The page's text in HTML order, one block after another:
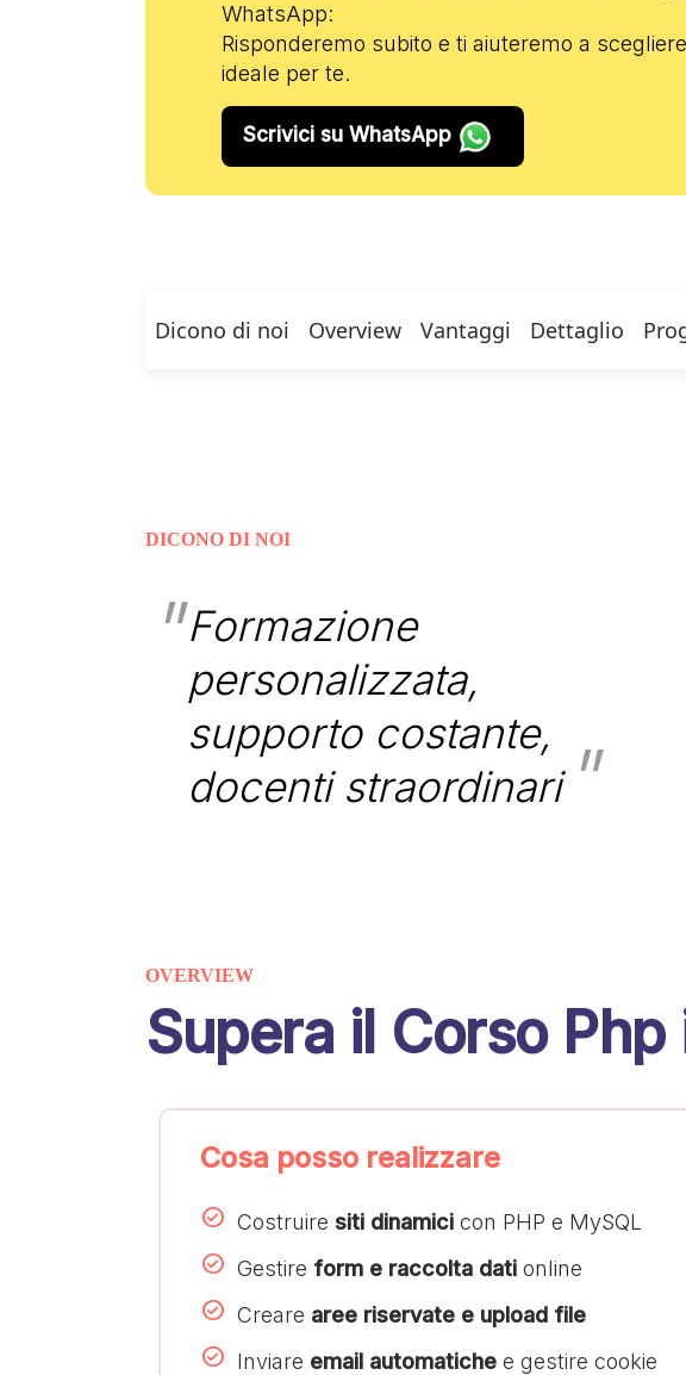
WhatsApp:
Risponderemo subito e ti aiuteremo a
ideale per te.
Scrivici su WhatsApp
Dicono di noi Overview Vantaggi Dettaglio
DICONO DI NOI
Formazione
personalizzata,
supporto costante,
docenti straordinari
OVERVIEW
Supera il Corso
Cosa posso realizzare
Costruire siti dinamici con PHP e MySQL
Gestire form e raccolta dati online
Creare aree riservate e upload file
Inviare email automatiche e gestire cookie